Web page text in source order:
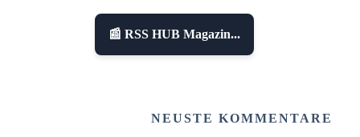
📰 RSS HUB Magazin...
NEUSTE KOMMENTARE